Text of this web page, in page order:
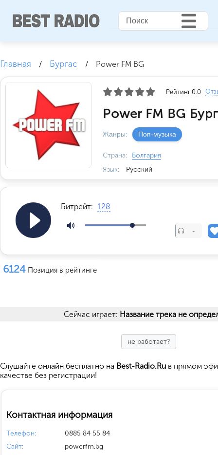
Главная / Бургас / Power FM BG
Рейтинг:0.0
Power FM BG
Жанры: Поп-музыка
Страна:
Болгария
Язык:
Русский
Битрейт: 128
-
6124 Позиция в рейтинге
Сейчас играет: Название трека не
не работает?
Cлушайте онлайн бесплатно на Best-Radio.Ru в прямом
качестве без регистрации!
Контактная информация
Телефон:
0885 84 55 84
Сайт:
powerfm.bg